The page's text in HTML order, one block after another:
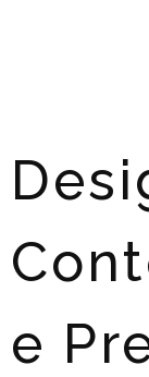
Design
e